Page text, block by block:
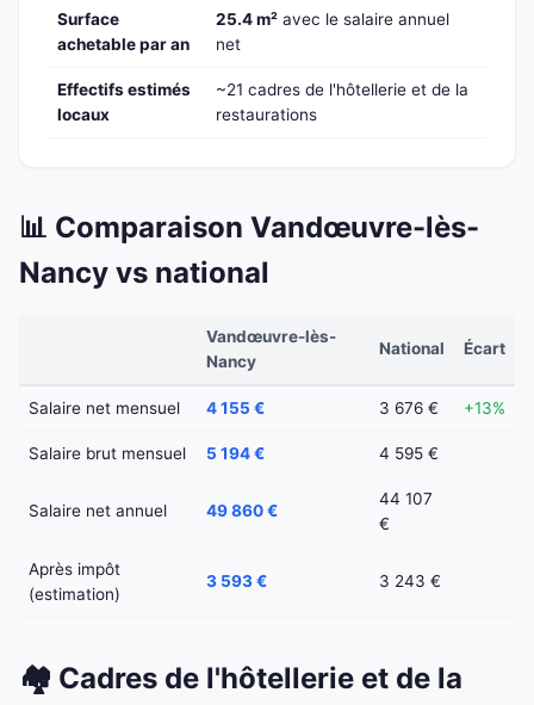
Surface
achetable par an
25.4 m² avec le salaire annuel
net
Effectifs estimés
locaux
~21 cadres de l'hôtellerie et de la
restaurations
📊 Comparaison Vandœuvre-lès-
Nancy vs national
Vandœuvre-lès-
Nancy
National Écart
Salaire net mensuel 4 155 € 3 676 € +13%
Salaire brut mensuel 5 194 € 4 595 €
Salaire net annuel 49 860 €
44 107
€
Après impôt
(estimation)
3 593 € 3 243 €
🏘️ Cadres de l'hôtellerie et de la